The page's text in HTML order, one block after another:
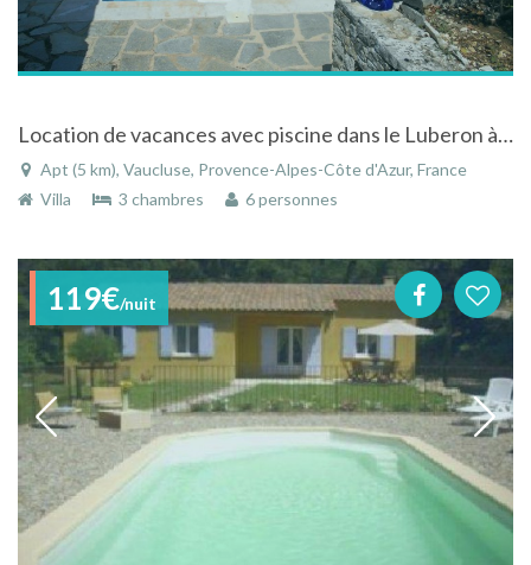
Location de vacances avec piscine dans le Luberon à APT
Apt (5 km), Vaucluse, Provence-Alpes-Côte d'Azur, France
Villa
3 chambres 6 personnes
119€/nuit